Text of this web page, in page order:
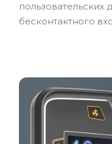
бесконтактного